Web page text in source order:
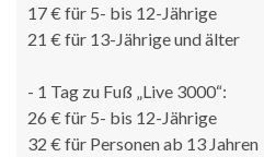
17 € für 5- bis 12-Jährige
21 € für 13-Jährige und älter
- 1 Tag zu Fuß „Live 3000“:
26 € für 5- bis 12-Jährige
32 € für Personen ab 13 Jahren